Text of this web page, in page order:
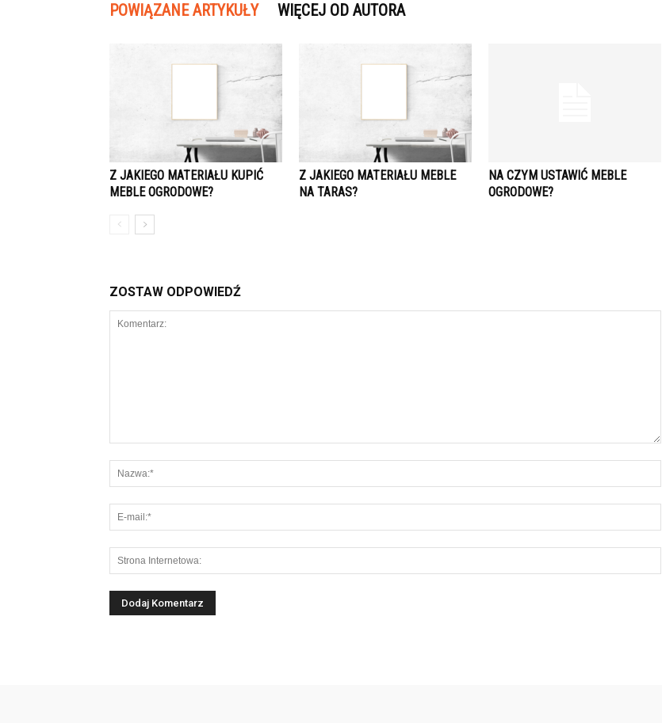
POWIĄZANE ARTYKUŁY WIĘCEJ OD AUTORA
Z JAKIEGO MATERIAŁU KUPIĆ
MEBLE OGRODOWE?
Z JAKIEGO MATERIAŁU MEBLE
NA TARAS?
NA CZYM USTAWIĆ MEBLE
OGRODOWE?
ZOSTAW ODPOWIEDŹ